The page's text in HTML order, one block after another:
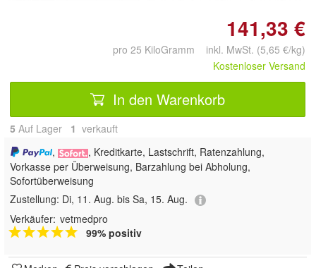
141,33 €
pro 25 KiloGramm inkl. MwSt. (5,65 €/kg)
Kostenloser Versand
In den Warenkorb
5 Auf Lager 1 verkauft
,
, Kreditkarte, Lastschrift, Ratenzahlung,
Vorkasse per Überweisung, Barzahlung bei Abholung,
Sofortüberweisung
Zustellung: Di, 11. Aug. bis Sa, 15. Aug.
Verkäufer: vetmedpro
99% positiv